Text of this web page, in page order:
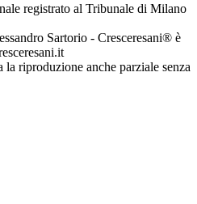
registrato al Tribunale di Milano
Sartorio - Cresceresani® è
riproduzione anche parziale senza